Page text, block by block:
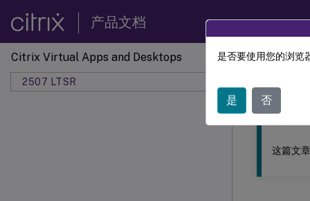
产品文档
Citrix Virtual Apps and Desktops
2507 LTSR
此内容已经过
这篇文
是否要使用您的浏览
是 否